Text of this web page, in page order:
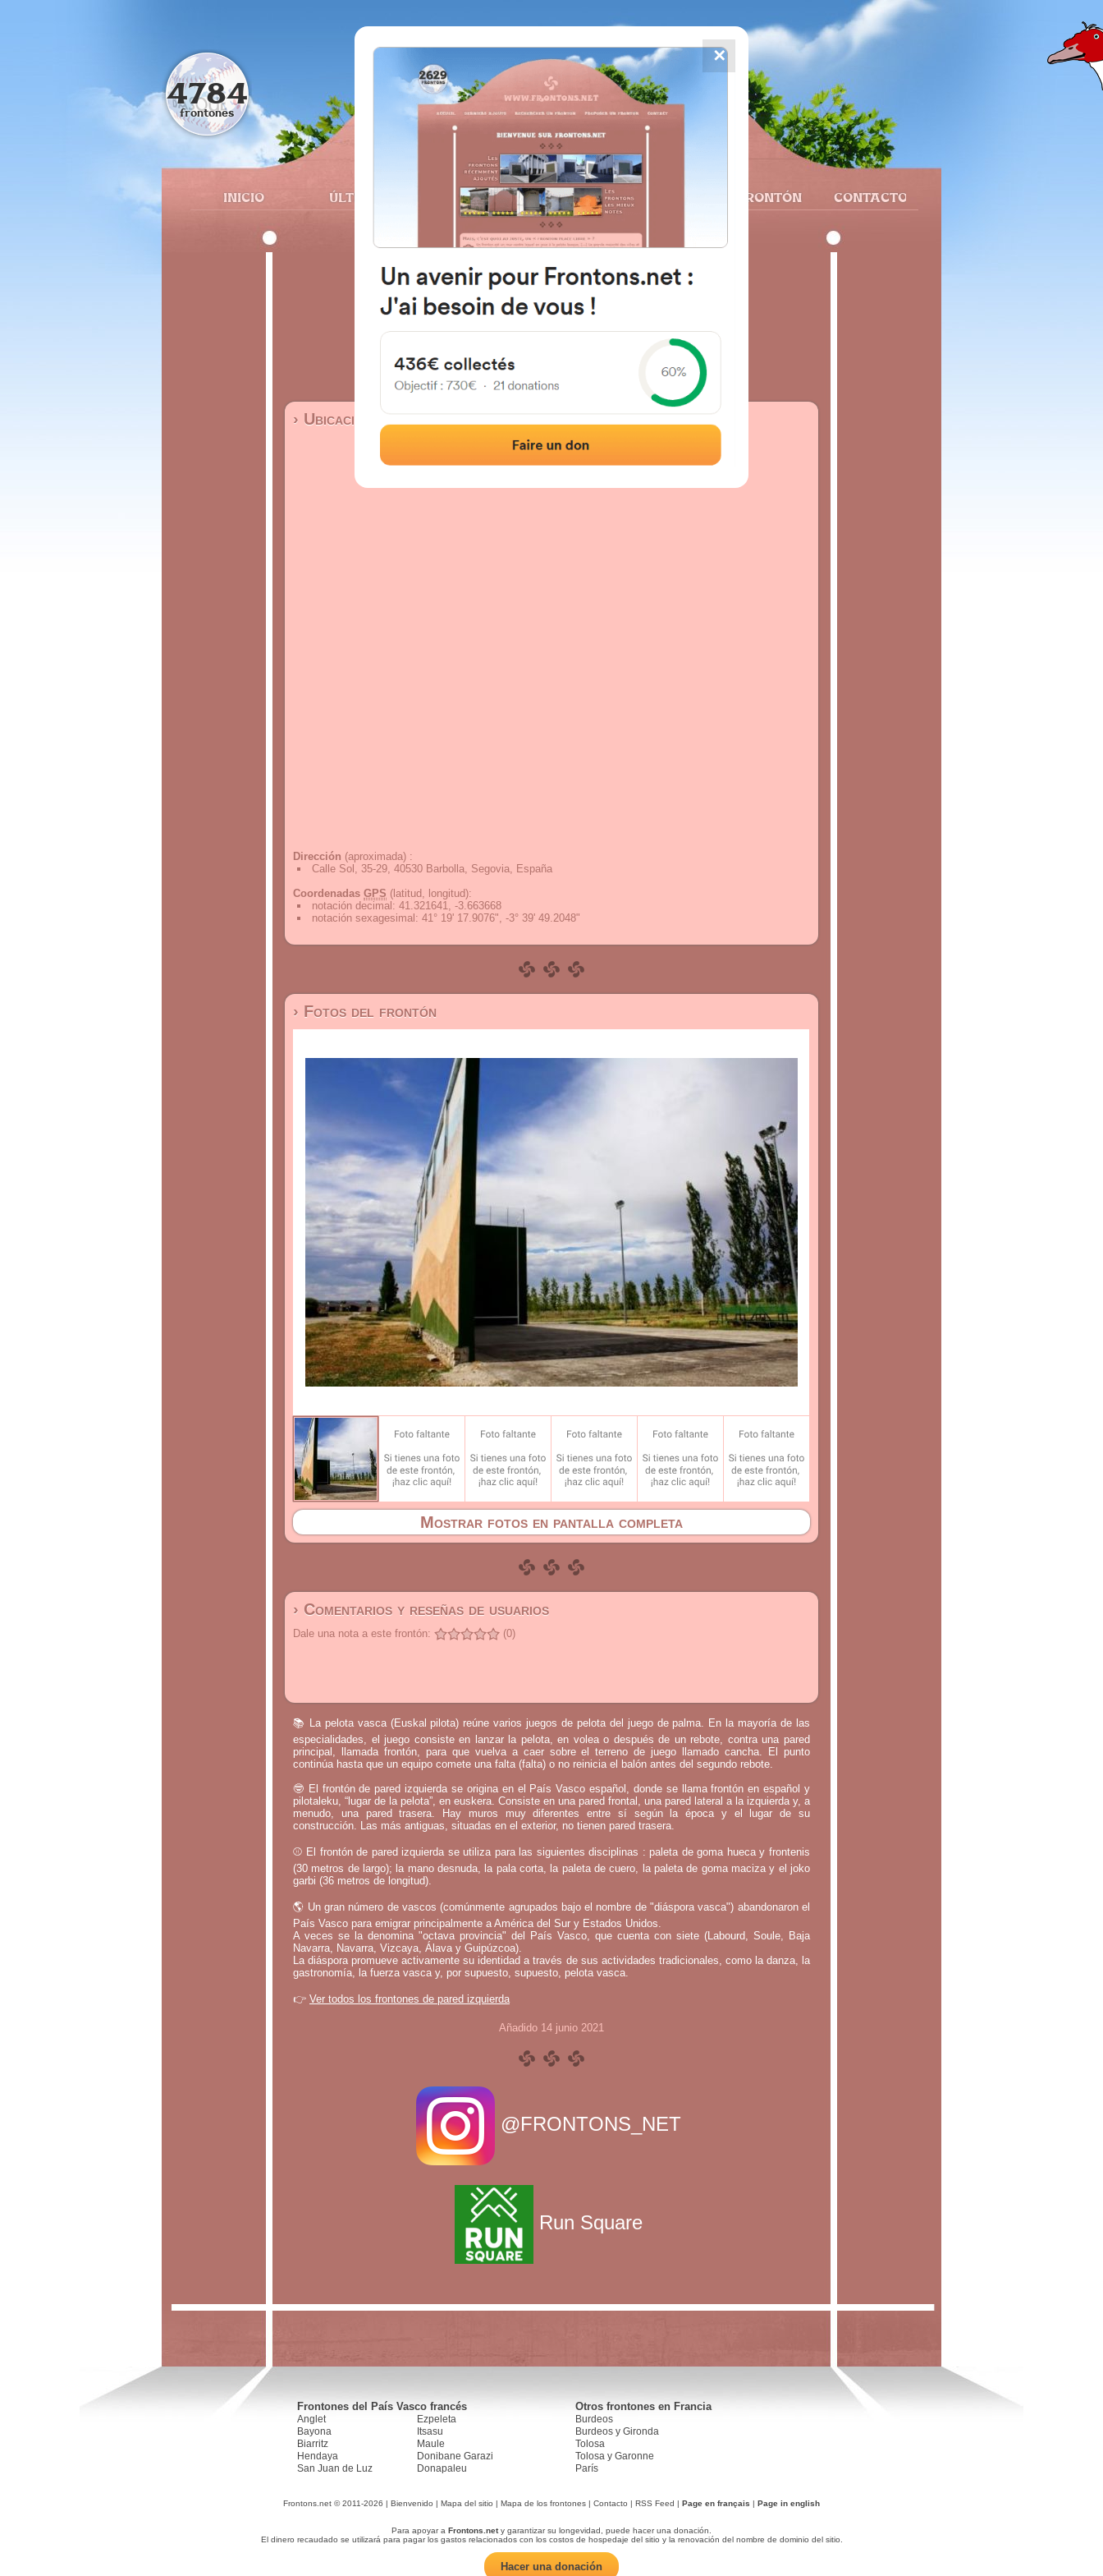
FRONTONS.NET
INICIO ÚLTIMOS BUSCAR UN FRONTÓN AÑADIR UN FRONTÓN CONTACTO
4784
frontones
40530 Barbolla, Segovia Spain
Calle Sol 35-29 España
#4684
Localización|Fotos|Comentarios y reseñas
› Ubicación del frontón
Dirección (aproximada) :
Calle Sol, 35-29, 40530 Barbolla, Segovia, España
Coordenadas GPS (latitud, longitud):
notación decimal : 41.321641, -3.663668
notación sexagesimal : 41° 19' 17.9076", -3° 39' 49.2048"
› Fotos del frontón
Mostrar fotos en pantalla completa
› Comentarios y reseñas de usuarios
Dale una nota a este frontón: (0)
📚 La pelota vasca (Euskal pilota) reúne varios juegos de pelota del juego de palma. En la mayoría de las
especialidades, el juego consiste en lanzar la pelota, en volea o después de un rebote, contra una pared
principal, llamada frontón, para que vuelva a caer sobre el terreno de juego llamado cancha. El punto
continúa hasta que un equipo comete una falta (falta) o no reinicia el balón antes del segundo rebote.
🤓 El frontón de pared izquierda se origina en el País Vasco español, donde se llama frontón en español y
pilotaleku, “lugar de la pelota”, en euskera. Consiste en una pared frontal, una pared lateral a la izquierda y, a
menudo, una pared trasera. Hay muros muy diferentes entre sí según la época y el lugar de su
construcción. Las más antiguas, situadas en el exterior, no tienen pared trasera.
⚾ El frontón de pared izquierda se utiliza para las siguientes disciplinas : paleta de goma hueca y frontenis
(30 metros de largo); la mano desnuda, la pala corta, la paleta de cuero, la paleta de goma maciza y el joko
garbi (36 metros de longitud).
🌎 Un gran número de vascos (comúnmente agrupados bajo el nombre de "diáspora vasca") abandonaron el
País Vasco para emigrar principalmente a América del Sur y Estados Unidos.
A veces se la denomina "octava provincia" del País Vasco, que cuenta con siete (Labourd, Soule, Baja
Navarra, Navarra, Vizcaya, Álava y Guipúzcoa).
La diáspora promueve activamente su identidad a través de sus actividades tradicionales, como la danza, la
gastronomía, la fuerza vasca y, por supuesto, supuesto, pelota vasca.
👉 Ver todos los frontones de pared izquierda
Añadido 14 junio 2021
@FRONTONS_NET
Run Square
Frontones del País Vasco francés
Anglet
Bayona
Biarritz
Hendaya
San Juan de Luz
Ezpeleta
Itsasu
Maule
Donibane Garazi
Donapaleu
Otros frontones en Francia
Burdeos
Burdeos y Gironda
Tolosa
Tolosa y Garonne
París
Frontons.net © 2011-2026 | Bienvenido | Mapa del sitio | Mapa de los frontones | Contacto | RSS Feed | Page en français | Page in english
Para apoyar a Frontons.nety garantizar su longevidad, puede hacer una donación.
El dinero recaudado se utilizará para pagar los gastos relacionados con los costos de hospedaje del sitio y la renovación del nombre de dominio del sitio.
Hacer una donación
✕